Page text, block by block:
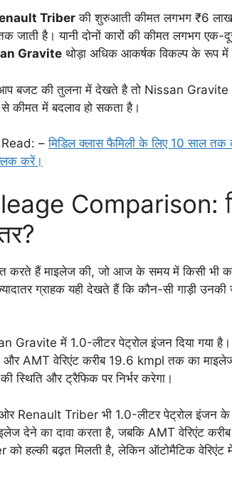
Triberकी शुरुआती कीमत लगभग ₹6
जाती है। यानी दोनों कारों की कीमत लगभग
Gravite थोड़ा अधिक आकर्षक विकल्प के रूप में
बजट की तुलना में देखते है तो Nissan Gravite
से कीमत में बदलाव हो सकता है।
–मिडिल क्लास फैमिली के लिए 10 साल
करें।
Comparison:
करते हैं माइलेज की, जो आज के समय में किसी भी
ग्राहक यही देखते हैं कि कौन-सी गाड़ी
Gravite में 1.0-लीटर पेट्रोल इंजन दिया गया
AMT वेरिएंट करीब 19.6 kmpl तक का माइलेज
स्थिति और ट्रैफिक पर निर्भर करेगा।
ओर Renault Triber भी 1.0-लीटर पेट्रोल इंजन
देने का दावा करता है, जबकि AMT वेरिएंट
को हल्की बढ़त मिलती है, लेकिन ऑटोमैटिक वेरिएंट